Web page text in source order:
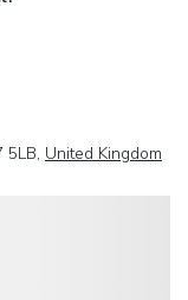
5LB, United Kingdom